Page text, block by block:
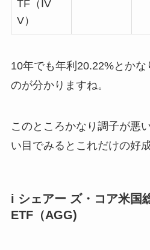
TF（IV
V）
10年でも年利20.22%とか
のが分かりますね。
このところかなり調子が悪
い目でみるとこれだけの好
i シェアー ズ・コア米国
ETF（AGG)